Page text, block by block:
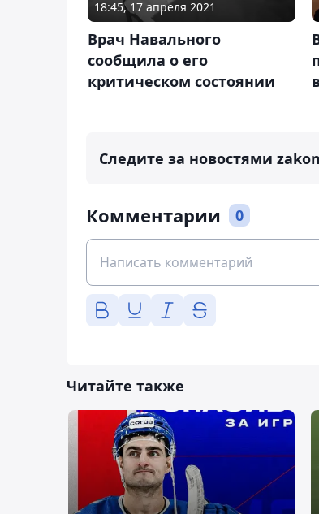
18:45, 17 апреля 2021
Врач Навального
сообщила о его
критическом состоянии
Следите за новостями
Комментарии 0
Читайте также